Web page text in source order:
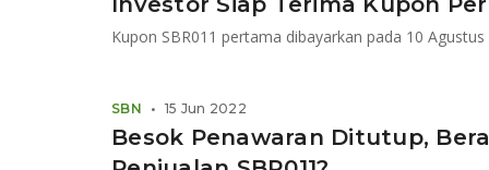
Kupon SBR011 pertama dibayarkan pada 10 Agustus
Besok Penawaran Ditutup,
SBN • 15 Jun 2022